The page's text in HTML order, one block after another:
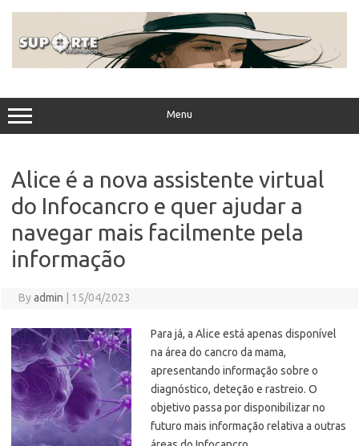
Menu
Alice é a nova assistente virtual
do Infocancro e quer ajudar a
navegar mais facilmente pela
informação
Byadmin 15/04/2023
Para já, a Alice está apenas disponível
na área do cancro da mama,
apresentando informação sobre o
diagnóstico, deteção e rastreio. O
objetivo passa por disponibilizar no
futuro mais informação relativa a outras